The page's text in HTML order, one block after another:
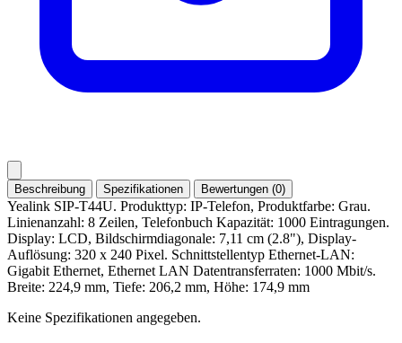
Beschreibung Spezifikationen Bewertungen (0)
Yealink SIP-T44U. Produkttyp: IP-Telefon, Produktfarbe: Grau.
Linienanzahl: 8 Zeilen, Telefonbuch Kapazität: 1000 Eintragungen.
Display: LCD, Bildschirmdiagonale: 7,11 cm (2.8"), Display-
Auflösung: 320 x 240 Pixel. Schnittstellentyp Ethernet-LAN:
Gigabit Ethernet, Ethernet LAN Datentransferraten: 1000 Mbit/s.
Breite: 224,9 mm, Tiefe: 206,2 mm, Höhe: 174,9 mm
Keine Spezifikationen angegeben.